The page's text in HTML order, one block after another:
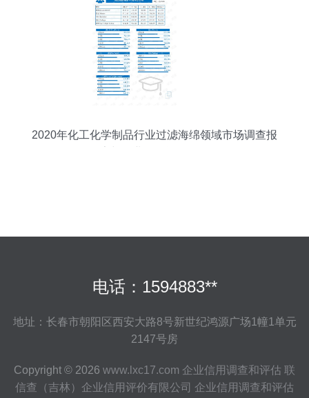
2020年化工化学制品行业过滤海绵领域市场调查报
电话：1594883**
地址：长春市朝阳区西安大路8号新世纪鸿源广场1幢1单元
2147号房
Copyright © 2026 www.lxc17.com 企业信用调查和评估 联
信查（吉林）企业信用评价有限公司 企业信用调查和评估